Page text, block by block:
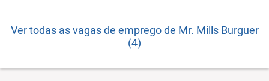
Ver todas as vagas de emprego de Mr. Mills Burguer
(4)